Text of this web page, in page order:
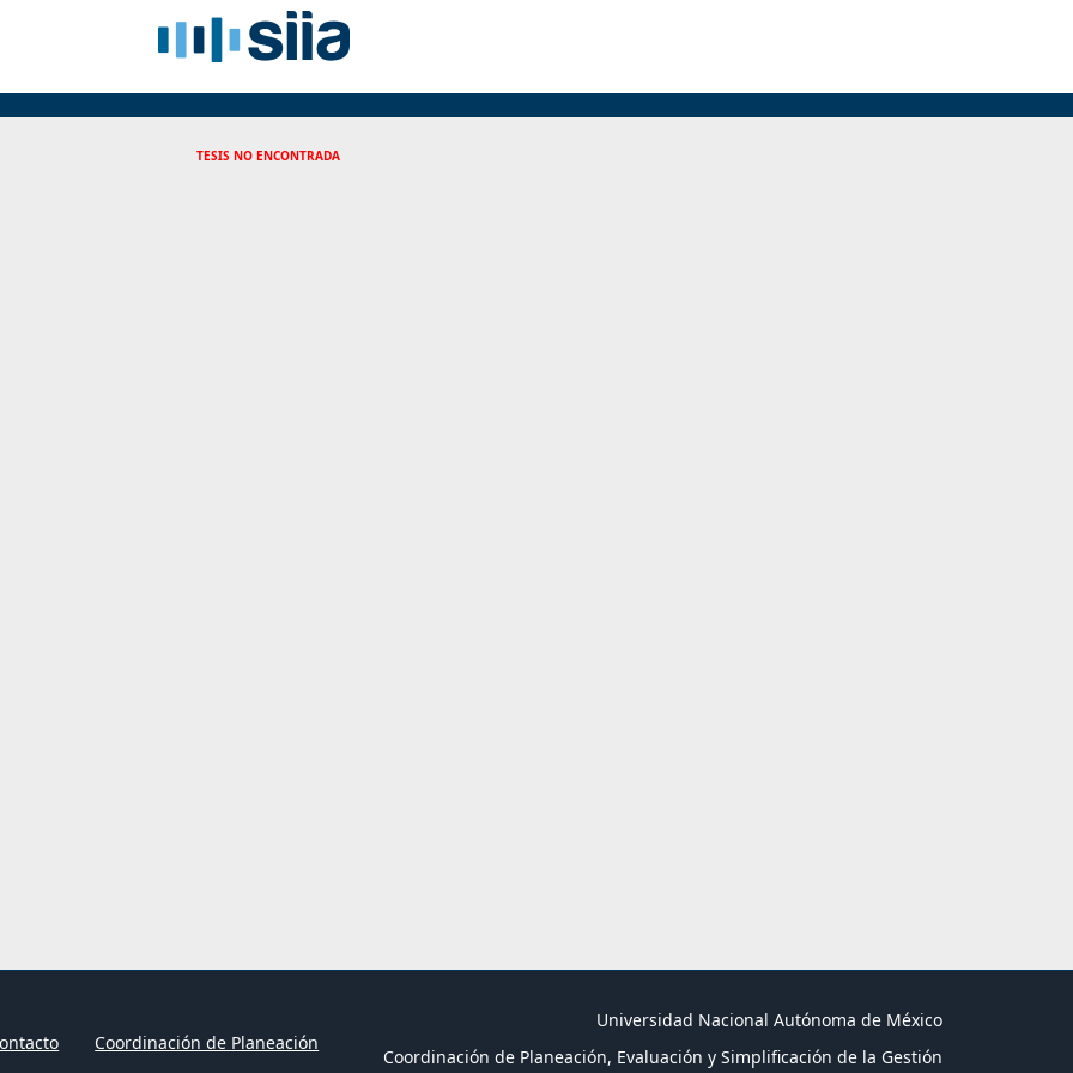
TESIS NO ENCONTRADA
Coordinación de Planeación
Universidad Nacional Autónoma de México
Coordinación de Planeación, Evaluación y Simplificación de la Gestión